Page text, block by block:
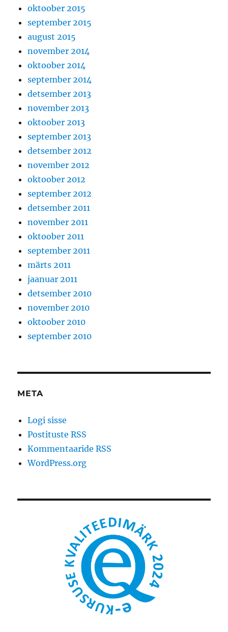
oktoober 2015
september 2015
august 2015
november 2014
oktoober 2014
september 2014
detsember 2013
november 2013
oktoober 2013
september 2013
detsember 2012
november 2012
oktoober 2012
september 2012
detsember 2011
november 2011
oktoober 2011
september 2011
märts 2011
jaanuar 2011
detsember 2010
november 2010
oktoober 2010
september 2010
META
Logi sisse
Postituste RSS
Kommentaaride RSS
WordPress.org